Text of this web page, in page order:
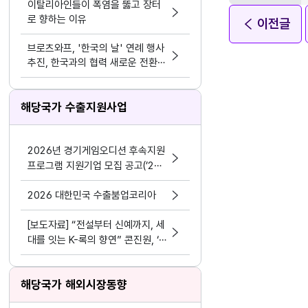
이탈리아인들이 폭염을 뚫고 장터
로 향하는 이유
브로츠와프, '한국의 날' 연례 행사
추진, 한국과의 협력 새로운 전환점
마련
해당국가 수출지원사업
2026년 경기게임오디션 후속지원
프로그램 지원기업 모집 공고(’24
~’25년 선정기업 대상)
2026 대한민국 수출붐업코리아
[보도자료] “전설부터 신예까지, 세
대를 잇는 K-록의 향연” 콘진원, ‘2
026 위드 스테이지 앤드 시즌6’ 개
최
해당국가 해외시장동향
이전글